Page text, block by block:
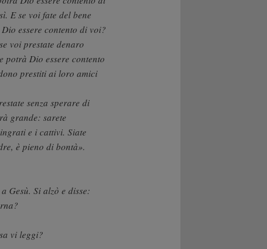
E se voi fate del bene
essere contento di voi?
voi prestate denaro
potrà Dio essere contento
prestiti ai loro amici
senza sperare di
grande: sarete
e i cattivi. Siate
è pieno di bontà».
Gesù. Si alzò e disse:
vi leggi?